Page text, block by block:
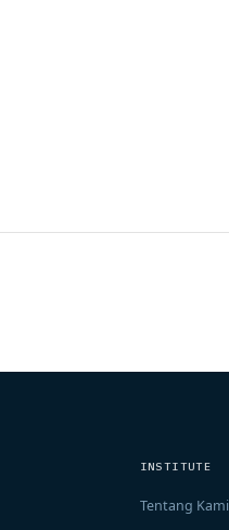
INSTITUTE
Tentang Kami